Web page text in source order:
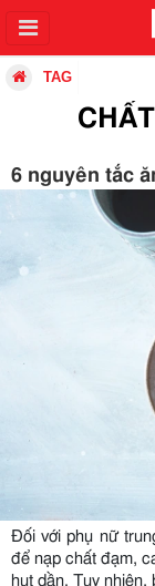
TAG
6 nguyên tắc
Đối với phụ nữ
để nạp chất đạm,
hụt dần. Tuy